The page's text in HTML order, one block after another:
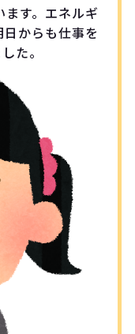
す。エネルギ
からも仕事を
た。